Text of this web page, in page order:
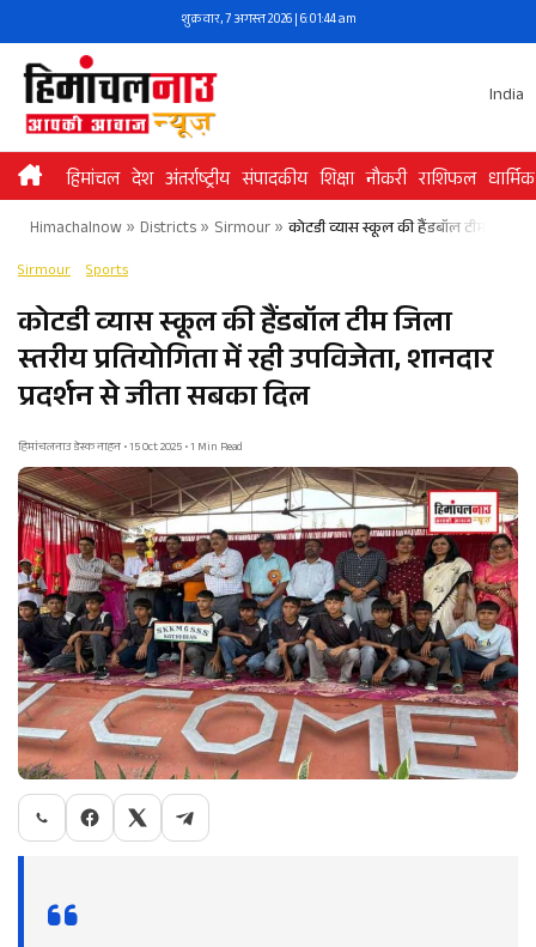
to
content
शुक्रवार, 7 अगस्त 2026 | 6:01:44 am
India
हिमांचल देश अंतर्राष्ट्रीय संपादकीय शिक्षा नौकरी राशिफल धार्मिक
Himachalnow» Districts» Sirmour» कोटडी व्यास स्कूल की हैंडबॉल टीम जिला
Sirmour Sports
कोटडी व्यास स्कूल की हैंडबॉल टीम जिला
स्तरीय प्रतियोगिता में रही उपविजेता, शानदार
प्रदर्शन से जीता सबका दिल
हिमांचलनाउ डेस्क नाहन • 15 Oct 2025 • 1 Min Read